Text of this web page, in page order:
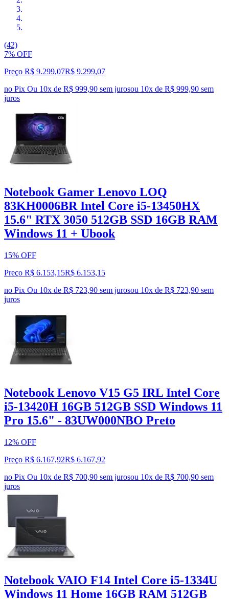
(42)
7% OFF
Preço R$ 9.299,07R$ 9.299,07
no Pix Ou 10x de R$ 999,90 sem jurosou 10x de R$ 999,90 sem
juros
Notebook Gamer Lenovo LOQ
83KH0006BR Intel Core i5-13450HX
15.6" RTX 3050 512GB SSD 16GB RAM
Windows 11 + Ubook
15% OFF
Preço R$ 6.153,15R$ 6.153,15
no Pix Ou 10x de R$ 723,90 sem jurosou 10x de R$ 723,90 sem
juros
Notebook Lenovo V15 G5 IRL Intel Core
i5-13420H 16GB 512GB SSD Windows 11
Pro 15.6" - 83UW000NBO Preto
12% OFF
Preço R$ 6.167,92R$ 6.167,92
no Pix Ou 10x de R$ 700,90 sem jurosou 10x de R$ 700,90 sem
juros
Notebook VAIO F14 Intel Core i5-1334U
Windows 11 Home 16GB RAM 512GB